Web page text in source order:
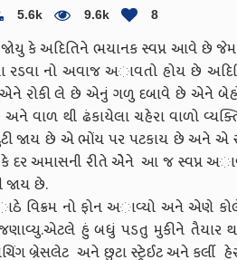
5.6k 9.6k 8
અદિતિને ભયાનક સ્વપ્ન આવે છે જેમાં
રડવા નો અવાજ અાવતો હોય છે
એને રોકી લે છે એનું ગળુ દબાવે છે એને
વાળ થી ઢંકાયેલા ચહેરા વાળો
જાય છે એ ભોંય પર પટકાય છે અને એ
કે દર અમાસની રીતે એેને આ જ સ્વપ્ન
જાય છે.
ફોન અાવ્યો અને એણે કોલેજમાં
હું બધું પડતુ મુકીને તૈયાર
બ્રેસલેટ અને છુટા સ્ટ્રેઈટ અને કર્લી